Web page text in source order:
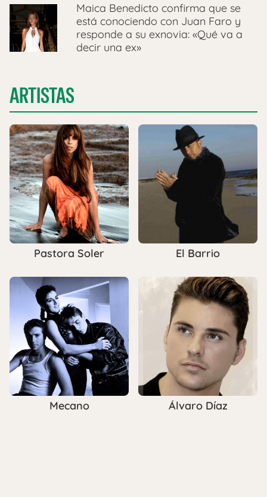
Maica Benedicto confirma que se
está conociendo con Juan Faro y
responde a su exnovia: «Qué va a
decir una ex»
ARTISTAS
Pastora Soler El Barrio
Mecano Álvaro Díaz